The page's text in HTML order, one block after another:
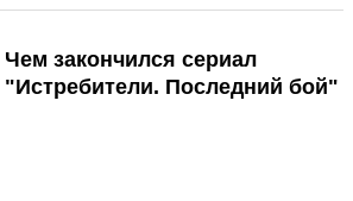
Чем закончился сериал
"Истребители. Последний бой"